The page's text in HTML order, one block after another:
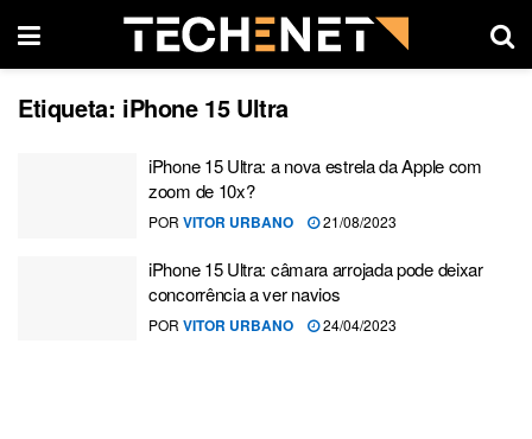
Etiqueta: iPhone 15 Ultra
iPhone 15 Ultra: a nova estrela da Apple com
zoom de 10x?
POR VITOR URBANO 21/08/2023
iPhone 15 Ultra: câmara arrojada pode deixar
concorrência a ver navios
POR VITOR URBANO 24/04/2023